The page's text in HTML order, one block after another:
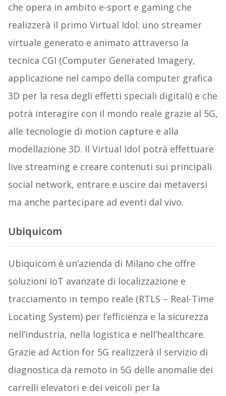
che opera in ambito e-sport e gaming che
realizzerà il primo Virtual Idol: uno streamer
virtuale generato e animato attraverso la
tecnica CGI (Computer Generated Imagery,
applicazione nel campo della computer grafica
3D per la resa degli effetti speciali digitali) e che
potrà interagire con il mondo reale grazie al 5G,
alle tecnologie di motion capture e alla
modellazione 3D. Il Virtual Idol potrà effettuare
live streaming e creare contenuti sui principali
social network, entrare e uscire dai metaversi
ma anche partecipare ad eventi dal vivo.
Ubiquicom
Ubiquicom è un’azienda di Milano che offre
soluzioni IoT avanzate di localizzazione e
tracciamento in tempo reale (RTLS – Real-Time
Locating System) per l’efficienza e la sicurezza
nell’industria, nella logistica e nell’healthcare.
Grazie ad Action for 5G realizzerà il servizio di
diagnostica da remoto in 5G delle anomalie dei
carrelli elevatori e dei veicoli per la